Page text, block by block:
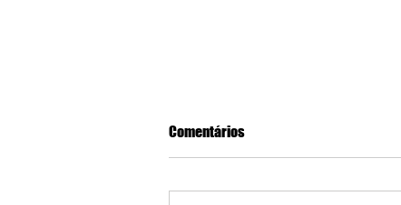
Comentários